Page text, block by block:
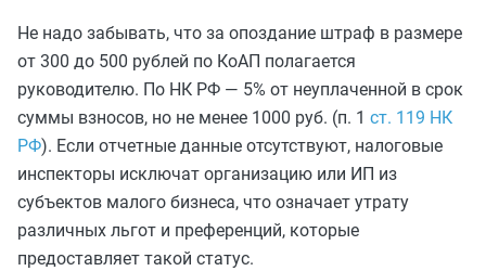
Не надо забывать, что за опоздание штраф в размере
от 300 до 500 рублей по КоАП полагается
руководителю. По НК РФ — 5% от неуплаченной в срок
суммы взносов, но не менее 1000 руб. (п. 1 ст. 119 НК
РФ). Если отчетные данные отсутствуют, налоговые
инспекторы исключат организацию или ИП из
субъектов малого бизнеса, что означает утрату
различных льгот и преференций, которые
предоставляет такой статус.